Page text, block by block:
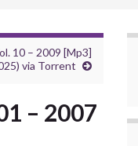
10 – 2009 [Mp3]
via Torrent
– 2007